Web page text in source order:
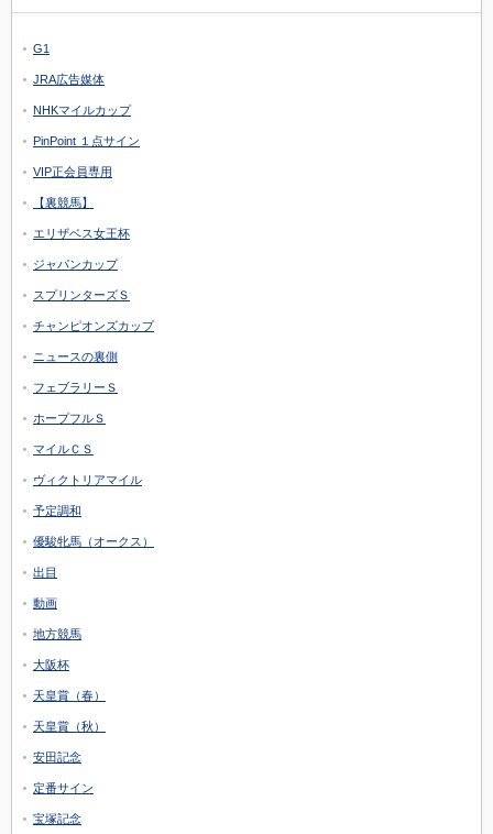
G1
JRA広告媒体
NHKマイルカップ
PinPoint １点サイン
VIP正会員専用
【裏競馬】
エリザベス女王杯
ジャパンカップ
スプリンターズＳ
チャンピオンズカップ
ニュースの裏側
フェブラリーＳ
ホープフルＳ
マイルＣＳ
ヴィクトリアマイル
予定調和
優駿牝馬（オークス）
出目
動画
地方競馬
大阪杯
天皇賞（春）
天皇賞（秋）
安田記念
定番サイン
宝塚記念